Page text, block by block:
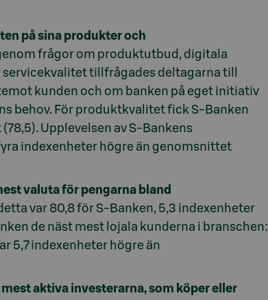
på sina produkter och
frågor om produktutbud, digitala
tillfrågades deltagarna till
kunden och om banken på eget initiativ
behov. För produktkvalitet fick S-Banken
Upplevelsen av S-Bankens
indexenheter högre än genomsnittet
valuta för pengarna bland
var 80,8 för S-Banken, 5,3 indexenheter
de näst mest lojala kunderna i branschen:
5,7 indexenheter högre än
aktiva investerarna, som köper eller